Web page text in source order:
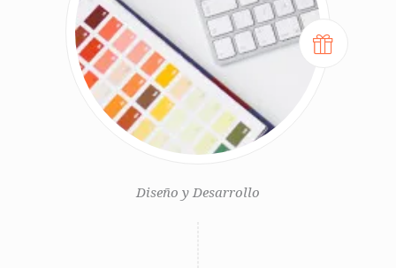
Diseño y Desarrollo